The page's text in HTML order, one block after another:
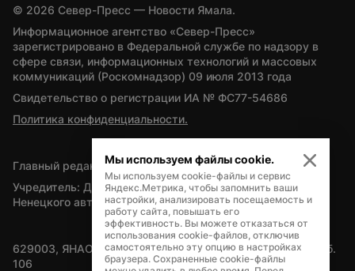
© 2026 Север-Пресс — Новости Ямала.
Информационное агентство «Север-Пресс»
зарегистрировано в Федеральной службе по надзору в
сфере связи, информационных технологий и массовых
коммуникаций (Роскомнадзор) 09 июля 2013 года
Свидетельство о регистрации ИА № ФС77-54686
Политика конфиденциальности.
Главный редактор — А.Л. Поздеев
Учредитель: Департамент внутренней политики Ямало-
Ненецкого автономного округа
629003, ЯНАО, Салехард, мкр. Богдана Кнунянца, д.1, каб.
106
Мы используем файлы cookie.
Мы используем cookie-файлы и сервис
Яндекс.Метрика, чтобы запомнить ваши
настройки, анализировать посещаемость и
работу сайта, повышать его
эффективность. Вы можете отказаться от
использования cookie-файлов, отключив
самостоятельно эту опцию в настройках
браузера. Сохраненные cookie-файлы